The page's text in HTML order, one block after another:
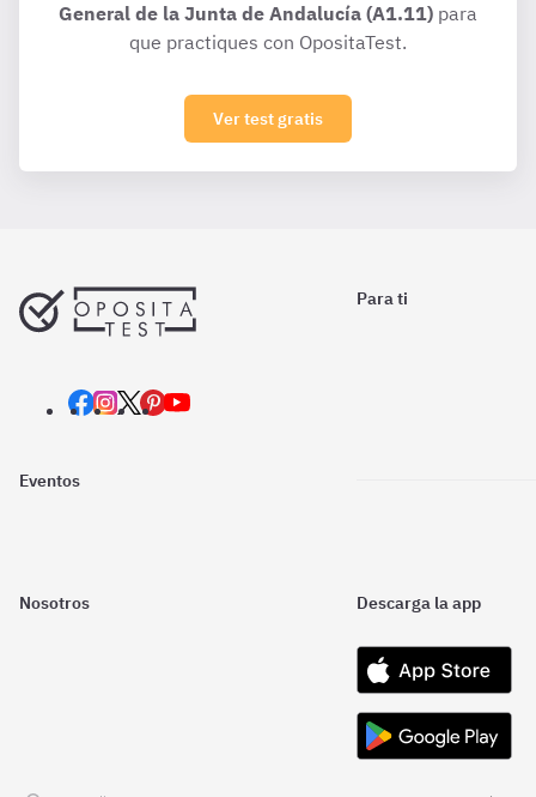
General de la Junta de Andalucía (A1.11) para
que practiques con OpositaTest.
Ver test gratis
Para ti
Eventos
Nosotros Descarga la app